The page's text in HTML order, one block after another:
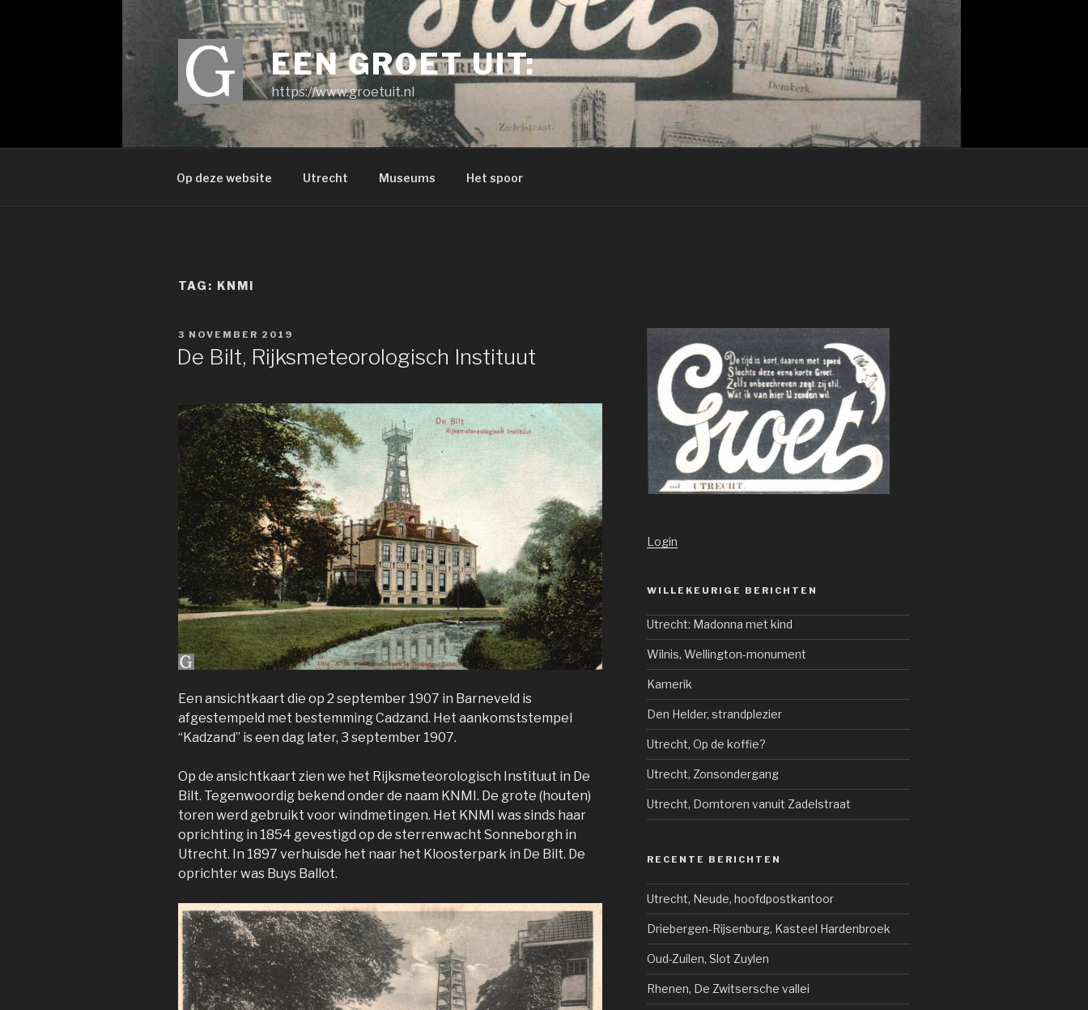
EEN GROET UIT:
https://www.groetuit.nl
Op deze website Utrecht Museums Het spoor
TAG: KNMI
GEPLAATST
3 NOVEMBER 2019
De Bilt, Rijksmeteorologisch Instituut
Een ansichtkaart die op 2 september 1907 in Barneveld is
afgestempeld met bestemming Cadzand. Het aankomststempel
“Kadzand” is een dag later, 3 september 1907.
Op de ansichtkaart zien we het Rijksmeteorologisch Instituut in De
Bilt. Tegenwoordig bekend onder de naam KNMI. De grote (houten)
toren werd gebruikt voor windmetingen. Het KNMI was sinds haar
oprichting in 1854 gevestigd op de sterrenwacht Sonneborgh in
Utrecht. In 1897 verhuisde het naar het Kloosterpark in De Bilt. De
oprichter was Buys Ballot.
Login
WILLEKEURIGE BERICHTEN
Utrecht: Madonna met kind
Wilnis, Wellington-monument
Kamerik
Den Helder, strandplezier
Utrecht, Op de koffie?
Utrecht, Zonsondergang
Utrecht, Domtoren vanuit Zadelstraat
RECENTE BERICHTEN
Utrecht, Neude, hoofdpostkantoor
Driebergen-Rijsenburg, Kasteel Hardenbroek
Oud-Zuilen, Slot Zuylen
Rhenen, De Zwitsersche vallei